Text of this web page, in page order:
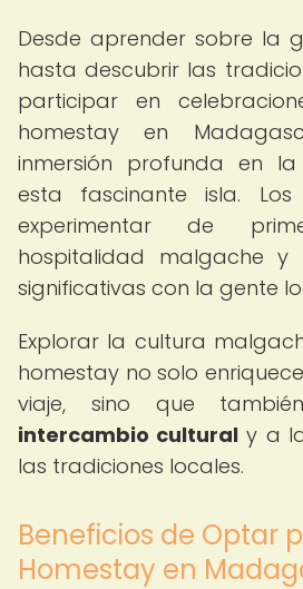
Desde aprender sobre la
hasta descubrir las
participar en
homestay en
inmersión profunda en
esta fascinante isla. Los
experimentar de
hospitalidad malgache y
significativas con la gente
Explorar la cultura
homestay no solo
viaje, sino que
intercambio cultural y a
las tradiciones locales.
Beneficios de Optar
Homestay en